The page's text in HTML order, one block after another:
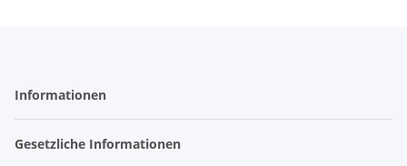
Informationen
Gesetzliche Informationen